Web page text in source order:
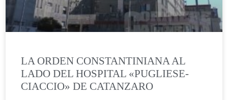
LA ORDEN CONSTANTINIANA AL
LADO DEL HOSPITAL «PUGLIESE-
CIACCIO» DE CATANZARO